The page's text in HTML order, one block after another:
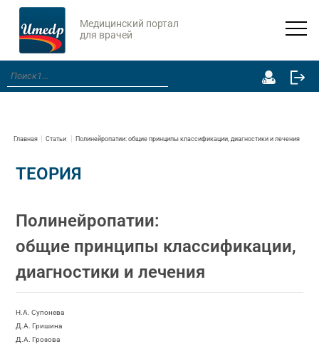
Медицинский портал
для врачей
Главная Статьи Полинейропатии: общие принципы классификации, диагностики и лечения
ТЕОРИЯ
Полинейропатии:
общие принципы классификации,
диагностики и лечения
Н.А. Супонева
Д.А. Гришина
Д.А. Грозова